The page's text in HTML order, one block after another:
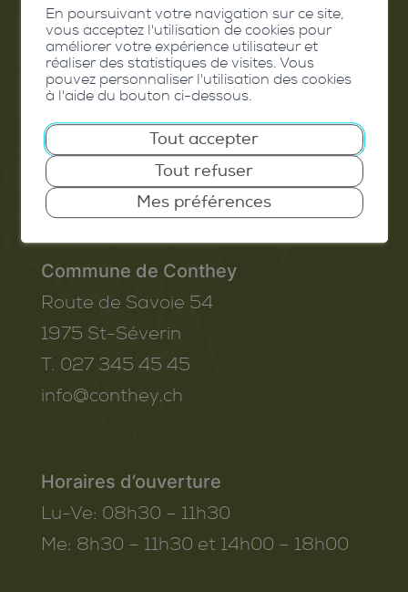
Emploi
Contact
Extranet
Valais Excellence
Commune de Conthey
Route de Savoie 54
1975 St-Séverin
T. 027 345 45 45
info@conthey.ch
Horaires d’ouverture
Lu-Ve: 08h30 – 11h30
Me: 8h30 – 11h30 et 14h00 – 18h00
En poursuivant votre navigation sur ce site,
vous acceptez l'utilisation de cookies pour
améliorer votre expérience utilisateur et
réaliser des statistiques de visites. Vous
pouvez personnaliser l'utilisation des cookies
à l'aide du bouton ci-dessous.
Tout accepter
Tout refuser
Mes préférences